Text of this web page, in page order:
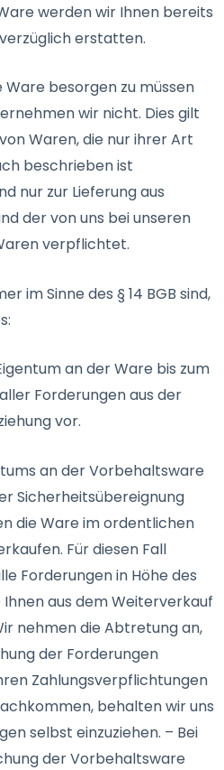
werden wir Ihnen bereits
erstatten.
Ware besorgen zu müssen
wir nicht. Dies gilt
Waren, die nur ihrer Art
beschrieben ist
nur zur Lieferung aus
der von uns bei unseren
verpflichtet.
im Sinne des § 14 BGB sind,
an der Ware bis zum
Forderungen aus der
vor.
an der Vorbehaltsware
Sicherheitsübereignung
die Ware im ordentlichen
Für diesen Fall
Forderungen in Höhe des
aus dem Weiterverkauf
nehmen die Abtretung an,
der Forderungen
Zahlungsverpflichtungen
behalten wir uns
selbst einzuziehen. – Bei
der Vorbehaltsware